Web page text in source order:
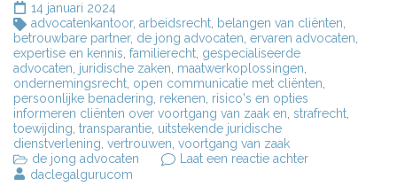
14 januari 2024
advocatenkantoor, arbeidsrecht, belangen van cliënten,
betrouwbare partner, de jong advocaten, ervaren advocaten,
expertise en kennis, familierecht, gespecialiseerde
advocaten, juridische zaken, maatwerkoplossingen,
ondernemingsrecht, open communicatie met cliënten,
persoonlijke benadering, rekenen, risico's en opties
informeren cliënten over voortgang van zaak en, strafrecht,
toewijding, transparantie, uitstekende juridische
dienstverlening, vertrouwen, voortgang van zaak
de jong advocaten
Laat een reactie achterop
daclegalgurucom